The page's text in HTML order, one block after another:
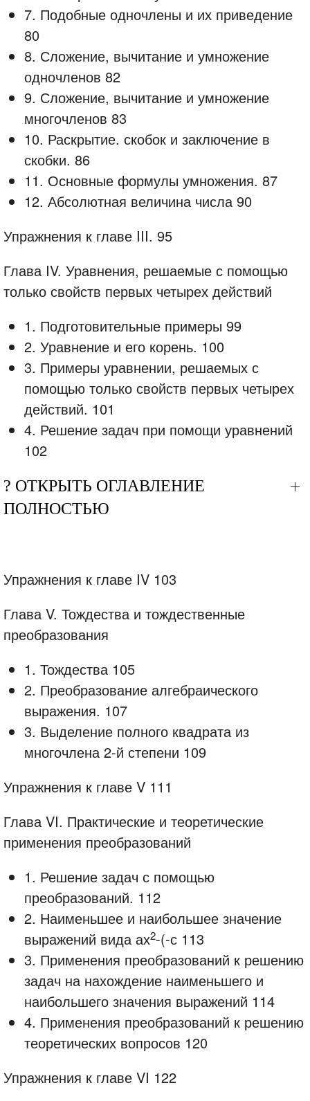
7. Подобные одночлены и их приведение
80
8. Сложение, вычитание и умножение
одночленов 82
9. Сложение, вычитание и умножение
многочленов 83
10. Раскрытие. скобок и заключение в
скобки. 86
11. Основные формулы умножения. 87
12. Абсолютная величина числа 90
Упражнения к главе III. 95
Глава IV. Уравнения, решаемые с помощью
только свойств первых четырех действий
1. Подготовительные примеры 99
2. Уравнение и его корень. 100
3. Примеры уравнении, решаемых с
помощью только свойств первых четырех
действий. 101
4. Решение задач при помощи уравнений
102
? ОТКРЫТЬ ОГЛАВЛЕНИЕ
ПОЛНОСТЬЮ
Упражнения к главе IV 103
Глава V. Тождества и тождественные
преобразования
1. Тождества 105
2. Преобразование алгебраического
выражения. 107
3. Выделение полного квадрата из
многочлена 2-й степени 109
Упражнения к главе V 111
Глава VI. Практические и теоретические
применения преобразований
1. Решение задач с помощью
преобразований. 112
2. Наименьшее и наибольшее значение
выражений вида ах2-(-с 113
3. Применения преобразований к решению
задач на нахождение наименьшего и
наибольшего значения выражений 114
4. Применения преобразований к решению
теоретических вопросов 120
Упражнения к главе VI 122